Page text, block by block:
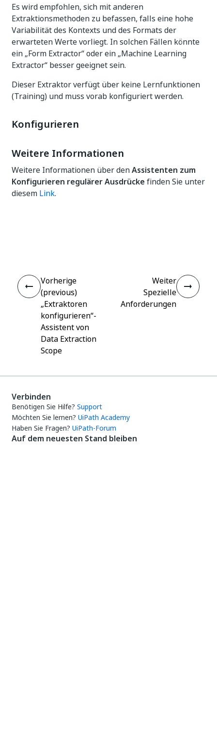
Es wird empfohlen, sich mit anderen
Extraktionsmethoden zu befassen, falls eine hohe
Variabilität des Kontexts und des Formats der
erwarteten Werte vorliegt. In solchen Fällen könnte
ein „Form Extractor“ oder ein „Machine Learning
Extractor“ besser geeignet sein.
Dieser Extraktor verfügt über keine Lernfunktionen
(Training) und muss vorab konfiguriert werden.
Konfigurieren
Weitere Informationen
Weitere Informationen über denAssistenten zum
Konfigurieren regulärer Ausdrücke finden Sie unter
diesem Link.
Vorherige
(previous)
„Extraktoren
konfigurieren“-
Assistent von
Data Extraction
Scope
Weiter
Spezielle
Anforderungen
Verbinden
Benötigen Sie Hilfe? Support
Möchten Sie lernen? UiPath Academy
Haben Sie Fragen? UiPath-Forum
Auf dem neuesten Stand bleiben